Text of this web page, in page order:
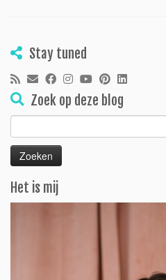
Stay tuned
Zoek op deze blog
Zoeken
naar:
Het is mij